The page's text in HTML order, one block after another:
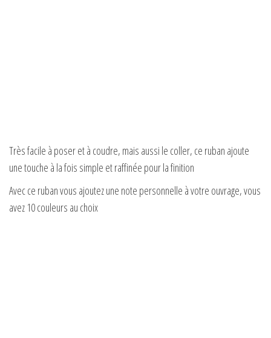
Très facile à poser et à coudre, mais aussi le coller, ce ruban ajoute
une touche à la fois simple et raffinée pour la finition
Avec ce ruban vous ajoutez une note personnelle à votre ouvrage, vous
avez 10 couleurs au choix